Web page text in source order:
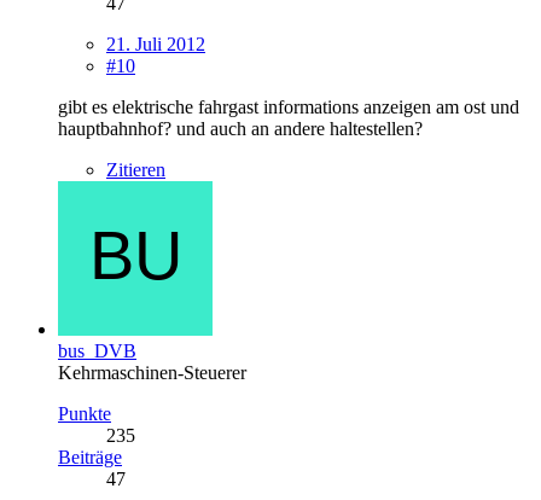
21. Juli 2012
#10
gibt es elektrische fahrgast informations anzeigen am ost und
hauptbahnhof? und auch an andere haltestellen?
Zitieren
bus_DVB
Kehrmaschinen-Steuerer
Punkte
235
Beiträge
47